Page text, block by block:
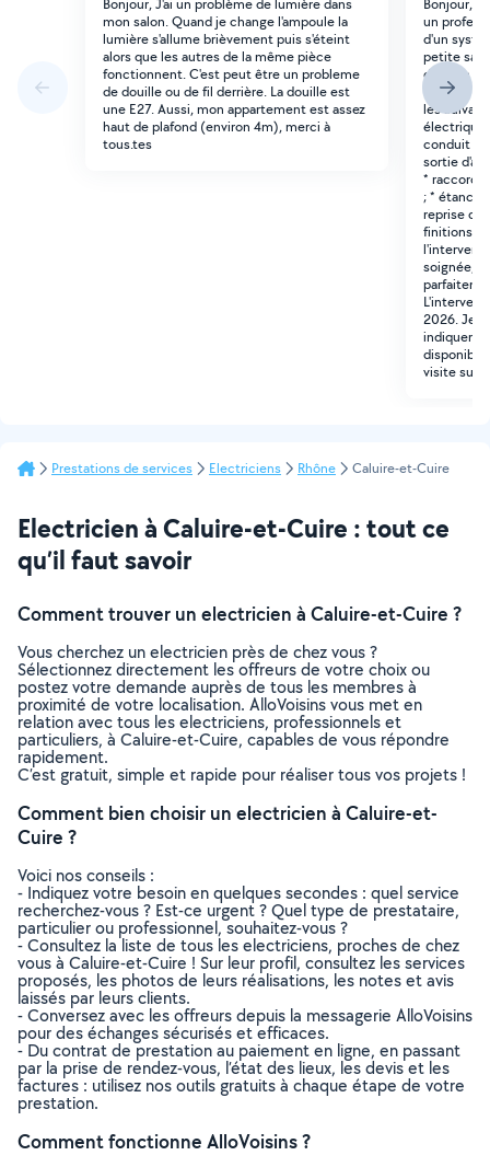
Bonjour, J'ai un problème de lumière dans
mon salon. Quand je change l'ampoule la
lumière s'allume brièvement puis s'éteint
alors que les autres de la même pièce
fonctionnent. C'est peut être un probleme
de douille ou de fil derrière. La douille est
une E27. Aussi, mon appartement est assez
haut de plafond (environ 4m), merci à
tous.tes
Bonjour,
un
d'un
petite
dans un
quartier
les
électrique
conduit
sortie d'air
*
; *
reprise de
finitions
soignée,
2026. Je
indiquer
visite sur
Prestations de services Electriciens Rhône Caluire-et-Cuire
Electricien à Caluire-et-Cuire : tout ce
qu’il faut savoir
Comment trouver un electricien à Caluire-et-Cuire ?
Vous cherchez un electricien près de chez vous ?
Sélectionnez directement les offreurs de votre choix ou
postez votre demande auprès de tous les membres à
proximité de votre localisation. AlloVoisins vous met en
relation avec tous les electriciens, professionnels et
particuliers, à Caluire-et-Cuire, capables de vous répondre
rapidement.
C’est gratuit, simple et rapide pour réaliser tous vos projets !
Comment bien choisir un electricien à Caluire-et-
Cuire ?
Voici nos conseils :
- Indiquez votre besoin en quelques secondes : quel service
recherchez-vous ? Est-ce urgent ? Quel type de prestataire,
particulier ou professionnel, souhaitez-vous ?
- Consultez la liste de tous les electriciens, proches de chez
vous à Caluire-et-Cuire ! Sur leur profil, consultez les services
proposés, les photos de leurs réalisations, les notes et avis
laissés par leurs clients.
- Conversez avec les offreurs depuis la messagerie AlloVoisins
pour des échanges sécurisés et efficaces.
- Du contrat de prestation au paiement en ligne, en passant
par la prise de rendez-vous, l’état des lieux, les devis et les
factures : utilisez nos outils gratuits à chaque étape de votre
prestation.
Comment fonctionne AlloVoisins ?